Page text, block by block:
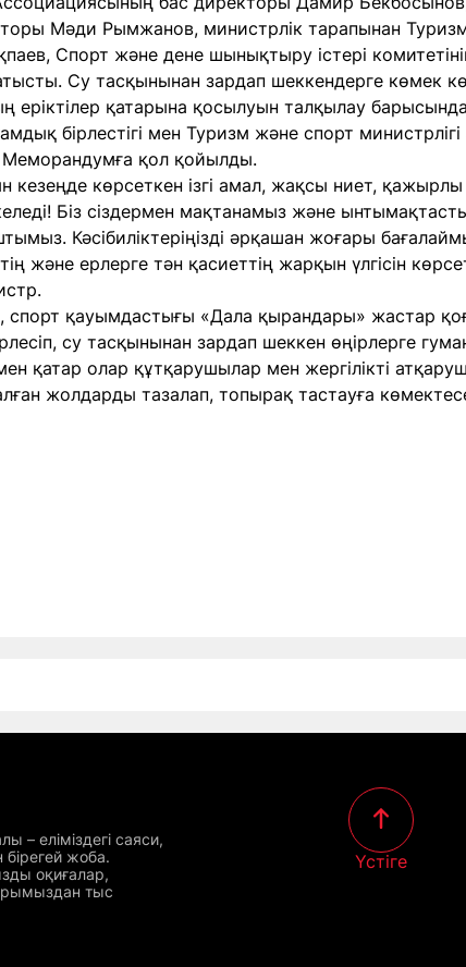
Мәди Рымжанов, министрлік тарапынан
Спорт және дене шынықтыру істері
Су тасқынынан зардап шеккендерге көмек
қатарына қосылуын талқылау
бірлестігі мен Туризм және спорт
қол қойылды.
кезеңде көрсеткен ізгі амал, жақсы ниет,
Біз сіздермен мақтанамыз және
Кәсібиліктеріңізді әрқашан жоғары
және ерлерге тән қасиеттің жарқын үлгісін
спорт қауымдастығы «Дала қырандары» жастар
су тасқынынан зардап шеккен өңірлерге
қатар олар құтқарушылар мен жергілікті
жолдарды тазалап, топырақ тастауға
– еліміздегі саяси,
бірегей жоба.
оқиғалар,
тыс
Үстіге